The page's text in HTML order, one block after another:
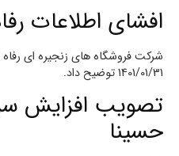
افشای اطلاعات
شرکت فروشگاه هاي زنجيره اي
1401/01/31 توضیح داد.
حسینا